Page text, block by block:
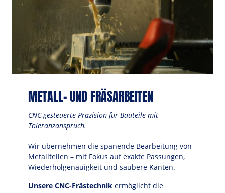
METALL- UND FRÄSARBEITEN
CNC-gesteuerte Präzision für Bauteile mit
Toleranzanspruch.
Wir übernehmen die spanende Bearbeitung von
Metallteilen – mit Fokus auf exakte Passungen,
Wiederholgenauigkeit und saubere Kanten.
Unsere CNC-Frästechnik ermöglicht die